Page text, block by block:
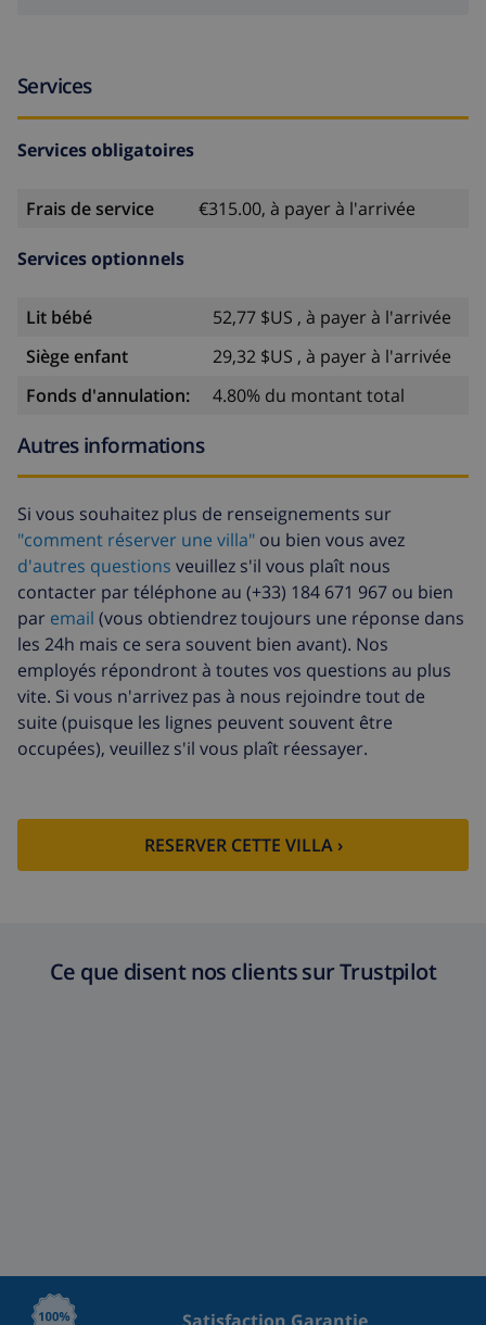
Services
Services obligatoires
Frais de service €315.00, à payer à l'arrivée
Services optionnels
Lit bébé
52,77 $US , à payer à l'arrivée
Siège enfant
29,32 $US , à payer à l'arrivée
Fonds d'annulation:
4.80% du montant total
Autres informations
Si vous souhaitez plus de renseignements sur
"comment réserver une villa" ou bien vous avez
d'autres questions veuillez s'il vous plaît nous
contacter par téléphone au (+33) 184 671 967 ou bien
par email (vous obtiendrez toujours une réponse dans
les 24h mais ce sera souvent bien avant). Nos
employés répondront à toutes vos questions au plus
vite. Si vous n'arrivez pas à nous rejoindre tout de
suite (puisque les lignes peuvent souvent être
occupées), veuillez s'il vous plaît réessayer.
RESERVER CETTE VILLA ›
Ce que disent nos clients sur Trustpilot